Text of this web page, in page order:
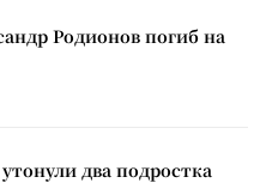
Родионов погиб на
два подростка